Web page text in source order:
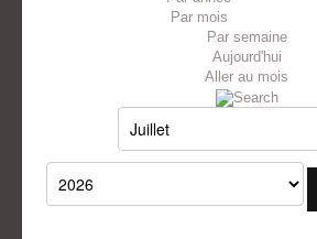
Par mois
Par semaine
Aujourd'hui
Aller au mois